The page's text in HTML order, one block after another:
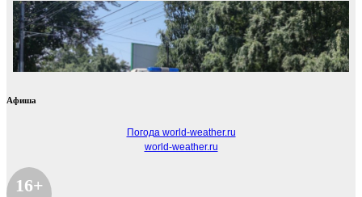
Афиша
Погода world-weather.ru
world-weather.ru
16+